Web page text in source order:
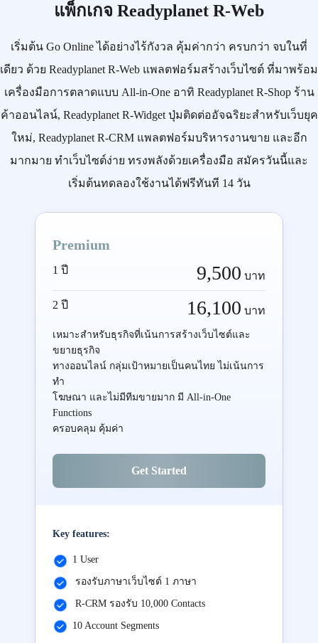
แพ็กเกจ Readyplanet R-Web
เริ่มต้น Go Onlineได้อย่างไร้กังวล คุ้มค่ากว่า ครบกว่า จบในที่
เดียว ด้วย Readyplanet R-Web แพลตฟอร์มสร้างเว็บไซต์ ที่มาพร้อม
เครื่องมือการตลาดแบบ All-in-Oneอาทิ Readyplanet R-Shopร้าน
ค้าออนไลน์, Readyplanet R-Widgetปุ่มติดต่ออัจฉริยะสำหรับเว็บยุค
ใหม่, Readyplanet R-CRMแพลตฟอร์มบริหารงานขาย และอีก
มากมาย ทำเว็บไซต์ง่าย ทรงพลังด้วยเครื่องมือ สมัครวันนี้และ
เริ่มต้นทดลองใช้งานได้ฟรีทันที 14 วัน
Premium
1 ปี 9,500 บาท
2 ปี 16,100 บาท
เหมาะสำหรับธุรกิจที่เน้นการสร้างเว็บไซต์และ
ขยายธุรกิจ
ทางออนไลน์ กลุ่มเป้าหมายเป็นคนไทย ไม่เน้นการ
ทำ
โฆษณา และไม่มีทีมขายมาก มี All-in-One
Functions
ครอบคลุม คุ้มค่า
Get Started
Key features:
1 User
รองรับภาษาเว็บไซต์ 1 ภาษา
R-CRM รองรับ 10,000 Contacts
10 Account Segments